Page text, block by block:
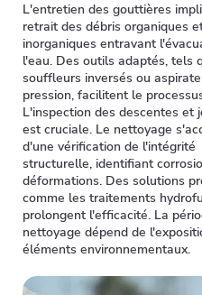
L'entretien des gouttières
retrait des débris organiques
inorganiques entravant
l'eau. Des outils adaptés, tels
souffleurs inversés ou
pression, facilitent le
L'inspection des descentes et
est cruciale. Le nettoyage
d'une vérification de l'intégrité
structurelle, identifiant
déformations. Des solutions
comme les traitements
prolongent l'efficacité. La
nettoyage dépend de
éléments environnementaux.